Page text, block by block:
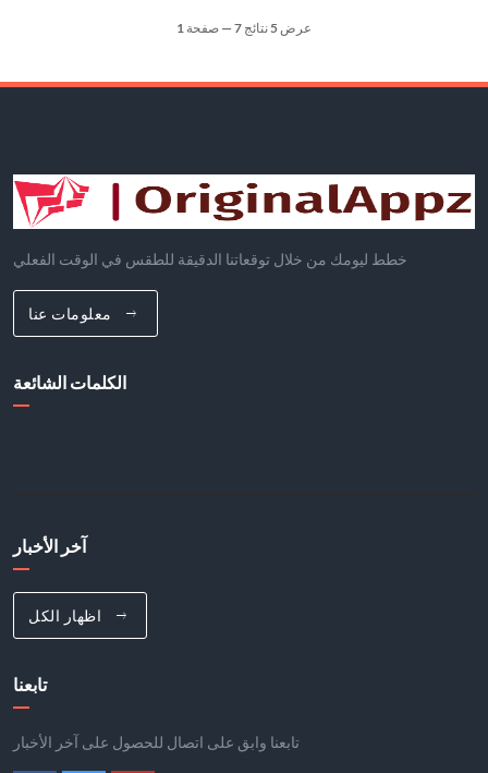
عرض 5 نتائج 7 — صفحة 1
خطط ليومك من خلال توقعاتنا الدقيقة للطقس في الوقت الفعلي
الكلمات الشائعة
آخر الأخبار
تابعنا
تابعنا وابق على اتصال للحصول على آخر الأخبار